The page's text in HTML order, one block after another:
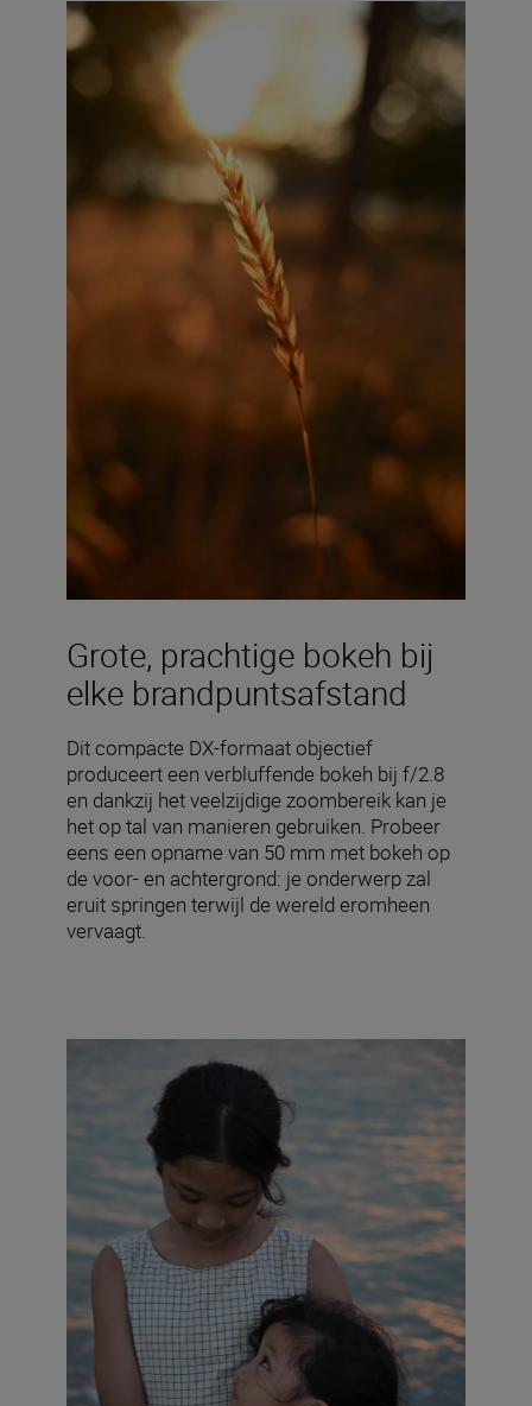
Grote, prachtige bokeh bij
elke brandpuntsafstand
Dit compacte DX-formaat objectief
produceert een verbluffende bokeh bij f/2.8
en dankzij het veelzijdige zoombereik kan je
het op tal van manieren gebruiken. Probeer
eens een opname van 50 mm met bokeh op
de voor- en achtergrond: je onderwerp zal
eruit springen terwijl de wereld eromheen
vervaagt.